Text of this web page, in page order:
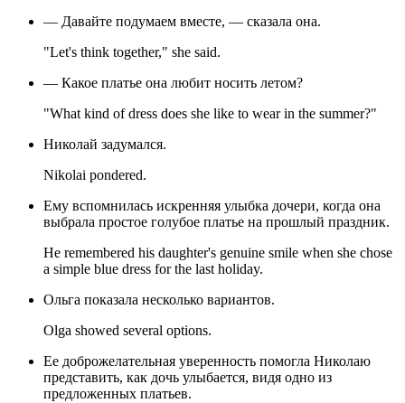
— Давайте подумаем вместе, — сказала она.
"Let's think together," she said.
— Какое платье она любит носить летом?
"What kind of dress does she like to wear in the summer?"
Николай задумался.
Nikolai pondered.
Ему вспомнилась искренняя улыбка дочери, когда она
выбрала простое голубое платье на прошлый праздник.
He remembered his daughter's genuine smile when she chose
a simple blue dress for the last holiday.
Ольга показала несколько вариантов.
Olga showed several options.
Ее доброжелательная уверенность помогла Николаю
представить, как дочь улыбается, видя одно из
предложенных платьев.